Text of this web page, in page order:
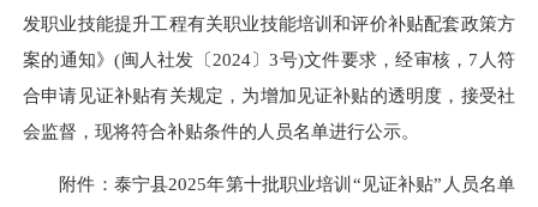
发职业技能提升工程有关职业技能培训和评价补贴配套政策方
案的通知》(闽人社发〔2024〕3号)文件要求，经审核，7人符
合申请见证补贴有关规定，为增加见证补贴的透明度，接受社
会监督，现将符合补贴条件的人员名单进行公示。
附件：泰宁县2025年第十批职业培训“见证补贴”人员名单